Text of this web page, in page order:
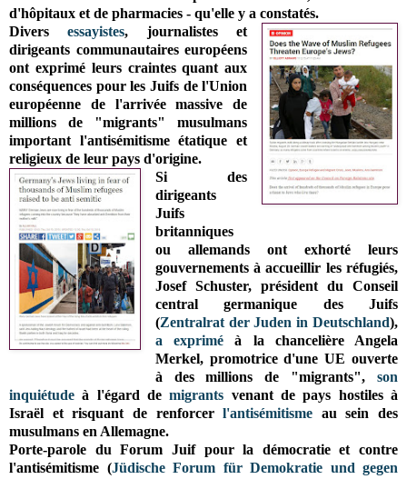
d'hôpitaux et de pharmacies - qu'elle y a constatés.
Diversessayistes, journalistes et
dirigeants communautaires européens
ont exprimé leurs craintes quant aux
conséquences pour les Juifs de l'Union
européenne de l'arrivée massive de
millions de "migrants" musulmans
important l'antisémitisme étatique et
religieux de leur pays d'origine.
Sides
dirigeants
Juifs
britanniques
ou allemands ont exhorté leurs
gouvernements à accueillir les réfugiés,
Josef Schuster, président du Conseil
central germanique des Juifs
(Zentralrat der Juden in Deutschland),
a exprimé à la chancelière Angela
Merkel, promotrice d'une UE ouverte
à des millions de "migrants", son
inquiétude à l'égard demigrants venant de pays hostiles à
Israël et risquant de renforcerl'antisémitisme au sein des
musulmans en Allemagne.
Porte-parole du Forum Juif pour la démocratie et contre
l'antisémitisme (Jüdische Forum für Demokratie und gegen